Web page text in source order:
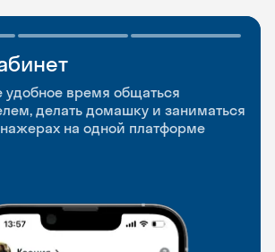
удобное время общаться
делать домашку и заниматься
на одной платформе
и изучать новые слова где
клубы
для разговорной практики
встречи с преподавателями